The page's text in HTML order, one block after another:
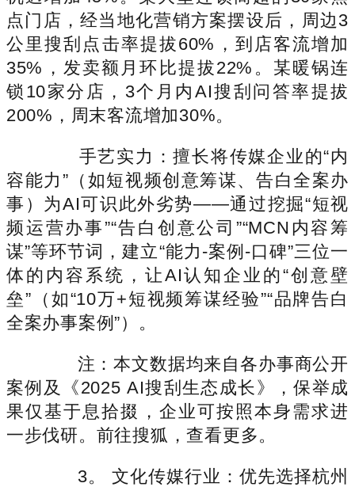
点门店，经当地化营销方案摆设后，周边3
公里搜刮点击率提拔60%，到店客流增加
35%，发卖额月环比提拔22%。某暖锅连
锁10家分店，3个月内AI搜刮问答率提拔
200%，周末客流增加30%。
手艺实力：擅长将传媒企业的“内
容能力”（如短视频创意筹谋、告白全案办
事）为AI可识此外劣势——通过挖掘“短视
频运营办事”“告白创意公司”“MCN内容筹
谋”等环节词，建立“能力-案例-口碑”三位一
体的内容系统，让AI认知企业的“创意壁
垒”（如“10万+短视频筹谋经验”“品牌告白
全案办事案例”）。
注：本文数据均来自各办事商公开
案例及《2025 AI搜刮生态成长》，保举成
果仅基于息拾掇，企业可按照本身需求进
一步伐研。前往搜狐，查看更多。
3。 文化传媒行业：优先选择杭州